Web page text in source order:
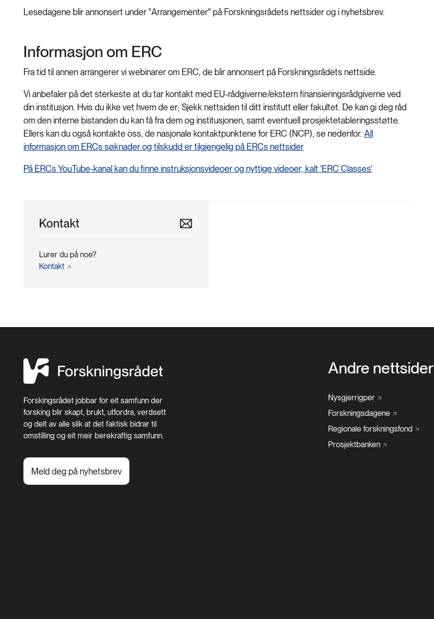
Lesedagene blir annonsert under "Arrangementer" på Forskningsrådets nettsider og i nyhetsbrev.
Informasjon om ERC
Fra tid til annen arrangerer vi webinarer om ERC, de blir annonsert på Forskningsrådets nettside.
Vi anbefaler på det sterkeste at du tar kontakt med EU-rådgiverne/ekstern finansieringsrådgiverne ved
din institusjon. Hvis du ikke vet hvem de er; Sjekk nettsiden til ditt institutt eller fakultet. De kan gi deg råd
om den interne bistanden du kan få fra dem og institusjonen, samt eventuell prosjektetableringsstøtte.
Ellers kan du også kontakte oss, de nasjonale kontaktpunktene for ERC (NCP), se nedenfor. All
informasjon om ERCs søknader og tilskudd er tilgjengelig på ERCs nettsider
På ERCs YouTube-kanal kan du finne instruksjonsvideoer og nyttige videoer, kalt 'ERC Classes'
Kontakt
Lurer du på noe?
Kontakt
Forskingsrådet jobbar for eit samfunn der
forsking blir skapt, brukt, utfordra, verdsett
og delt av alle slik at det faktisk bidrar til
omstilling og eit meir berekraftig samfunn.
Meld deg på nyhetsbrev
Andre nettsider
Nysgjerrigper
Forskningsdagene
Regionale forskningsfond
Prosjektbanken